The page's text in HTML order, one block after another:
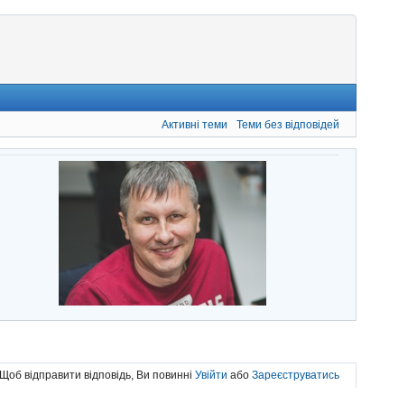
Активні теми Теми без відповідей
Щоб відправити відповідь, Ви повинні Увійти або Зареєструватись